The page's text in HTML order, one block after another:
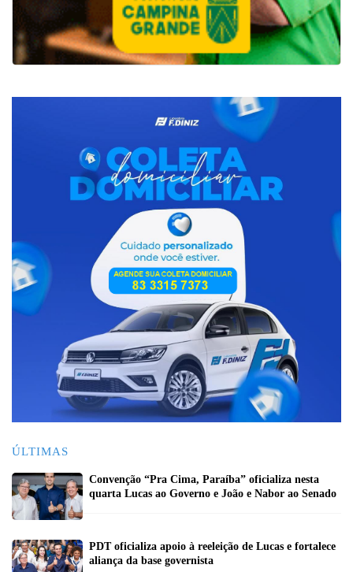
ÚLTIMAS
Convenção “Pra Cima, Paraíba” oficializa nesta
quarta Lucas ao Governo e João e Nabor ao Senado
PDT oficializa apoio à reeleição de Lucas e fortalece
aliança da base governista